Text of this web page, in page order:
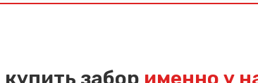
забор именно у